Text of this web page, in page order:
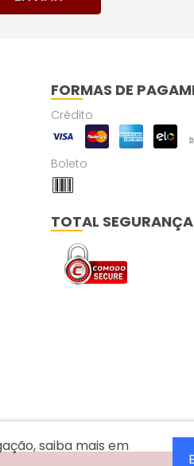
FORMAS DE
Crédito
Boleto
TOTAL SEGURANÇA
saiba mais em